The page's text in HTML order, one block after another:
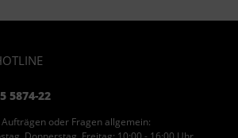
5874-22
oder Fragen allgemein: